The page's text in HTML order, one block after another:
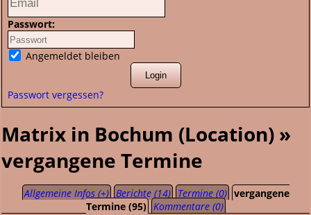
Passwort:
Angemeldet bleiben
Passwort vergessen?
Matrix in Bochum (Location) »
vergangene Termine
Allgemeine Infos (+) Berichte (14) Termine (0) vergangene
Termine (95)
Kommentare (0)